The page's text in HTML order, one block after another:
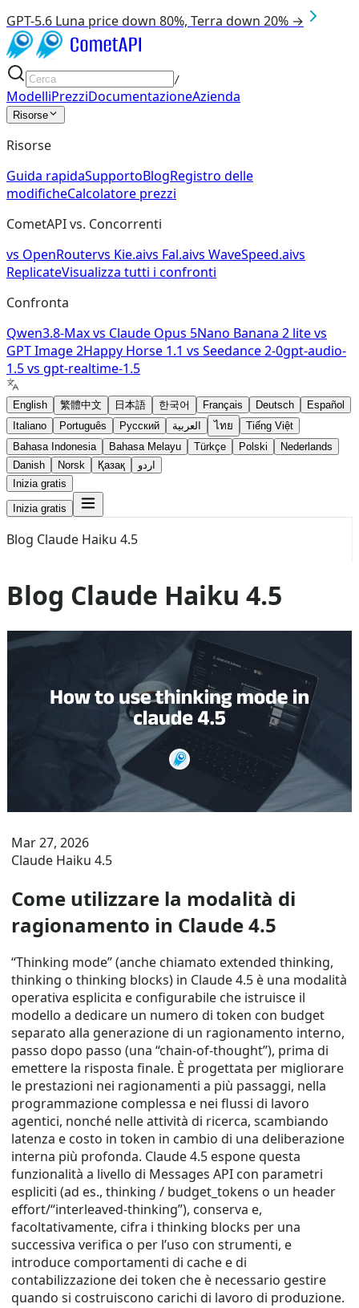
GPT-5.6 Luna price down 80%, Terra down 20% →
/
ModelliPrezziDocumentazioneAzienda
Risorse
Risorse
Guida rapidaSupportoBlogRegistro delle
modificheCalcolatore prezzi
CometAPI vs. Concorrenti
vs OpenRoutervs Kie.aivs Fal.aivs WaveSpeed.aivs
ReplicateVisualizza tutti i confronti
Confronta
Qwen3.8-Maxvs Claude Opus 5Nano Banana 2 litevs
GPT Image 2Happy Horse 1.1 vs Seedance 2-0gpt-audio-
1.5vs gpt-realtime-1.5
English 繁體中文 日本語 한국어 Français Deutsch
Español
Italiano
Português Русский العربية ไทย
Tiếng Việt
Bahasa Indonesia
Bahasa Melayu Türkçe Polski
Nederlands
Danish
Norsk Қазақ
اردو
Inizia gratis
Inizia gratis
Blog Claude Haiku 4.5
Blog Claude Haiku 4.5
Mar 27, 2026
Claude Haiku 4.5
Come utilizzare la modalità di
ragionamento in Claude 4.5
“Thinking mode” (anche chiamato extended thinking,
thinking o thinking blocks) in Claude 4.5 è una modalità
operativa esplicita e configurabile che istruisce il
modello a dedicare un numero di token con budget
separato alla generazione di un ragionamento interno,
passo dopo passo (una “chain-of-thought”), prima di
emettere la risposta finale. È progettata per migliorare
le prestazioni nei ragionamenti a più passaggi, nella
programmazione complessa e nei flussi di lavoro
agentici, nonché nelle attività di ricerca, scambiando
latenza e costo in token in cambio di una deliberazione
interna più profonda. Claude 4.5 espone questa
funzionalità a livello di Messages API con parametri
espliciti (ad es., thinking / budget_tokens o un header
effort/“interleaved-thinking”), conserva e,
facoltativamente, cifra i thinking blocks per una
successiva verifica o per l’uso con strumenti, e
introduce comportamenti di cache e di
contabilizzazione dei token che è necessario gestire
quando si costruiscono carichi di lavoro di produzione.